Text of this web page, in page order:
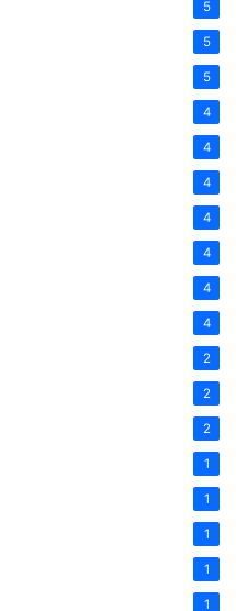
5
5
5
4
4
4
4
4
4
4
2
2
2
1
1
1
1
1